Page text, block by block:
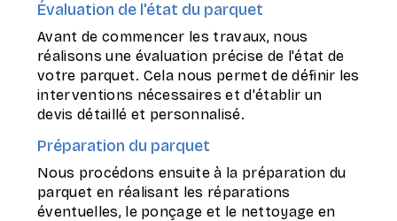
Évaluation de l'état du parquet
Avant de commencer les travaux, nous
réalisons une évaluation précise de l'état de
votre parquet. Cela nous permet de définir les
interventions nécessaires et d'établir un
devis détaillé et personnalisé.
Préparation du parquet
Nous procédons ensuite à la préparation du
parquet en réalisant les réparations
éventuelles, le ponçage et le nettoyage en